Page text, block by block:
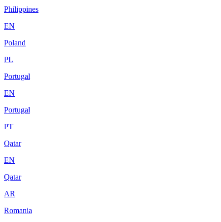
Philippines
EN
Poland
PL
Portugal
EN
Portugal
PT
Qatar
EN
Qatar
AR
Romania